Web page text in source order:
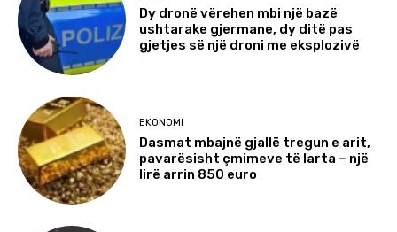
Dy dronë vërehen mbi një bazë
ushtarake gjermane, dy ditë pas
gjetjes së një droni me eksplozivë
EKONOMI
Dasmat mbajnë gjallë tregun e arit,
pavarësisht çmimeve të larta – një
lirë arrin 850 euro